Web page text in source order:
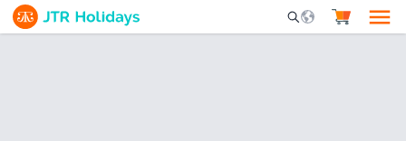
Mobile Search